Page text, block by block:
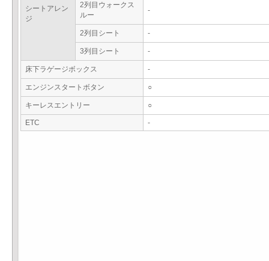
シートアレン
ジ
2列目ウォークス
ルー
-
2列目シート -
3列目シート -
床下ラゲージボックス -
エンジンスタートボタン ○
キーレスエントリー ○
ETC -